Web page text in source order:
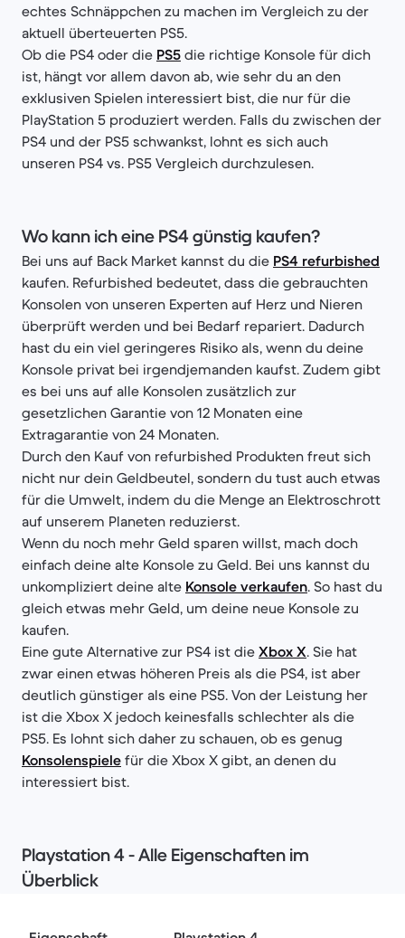
echtes Schnäppchen zu machen im Vergleich zu der
aktuell überteuerten PS5.
Ob die PS4 oder die PS5 die richtige Konsole für dich
ist, hängt vor allem davon ab, wie sehr du an den
exklusiven Spielen interessiert bist, die nur für die
PlayStation 5 produziert werden. Falls du zwischen der
PS4 und der PS5 schwankst, lohnt es sich auch
unseren PS4 vs. PS5 Vergleich durchzulesen.
Wo kann ich eine PS4 günstig kaufen?
Bei uns auf Back Market kannst du die PS4 refurbished
kaufen. Refurbished bedeutet, dass die gebrauchten
Konsolen von unseren Experten auf Herz und Nieren
überprüft werden und bei Bedarf repariert. Dadurch
hast du ein viel geringeres Risiko als, wenn du deine
Konsole privat bei irgendjemanden kaufst. Zudem gibt
es bei uns auf alle Konsolen zusätzlich zur
gesetzlichen Garantie von 12 Monaten eine
Extragarantie von 24 Monaten.
Durch den Kauf von refurbished Produkten freut sich
nicht nur dein Geldbeutel, sondern du tust auch etwas
für die Umwelt, indem du die Menge an Elektroschrott
auf unserem Planeten reduzierst.
Wenn du noch mehr Geld sparen willst, mach doch
einfach deine alte Konsole zu Geld. Bei uns kannst du
unkompliziert deine alte Konsole verkaufen. So hast du
gleich etwas mehr Geld, um deine neue Konsole zu
kaufen.
Eine gute Alternative zur PS4 ist die Xbox X. Sie hat
zwar einen etwas höheren Preis als die PS4, ist aber
deutlich günstiger als eine PS5. Von der Leistung her
ist die Xbox X jedoch keinesfalls schlechter als die
PS5. Es lohnt sich daher zu schauen, ob es genug
Konsolenspiele für die Xbox X gibt, an denen du
interessiert bist.
Playstation 4 - Alle Eigenschaften im
Überblick